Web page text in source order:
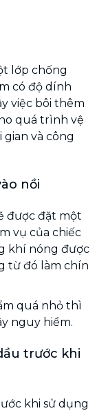
lớp chống
có độ dính
việc bôi thêm
quá trình vệ
và công
nồi
được đặt một
vụ của chiếc
khí nóng được
từ đó làm chín
quá nhỏ thì
nguy hiểm.
trước khi
khi sử dụng